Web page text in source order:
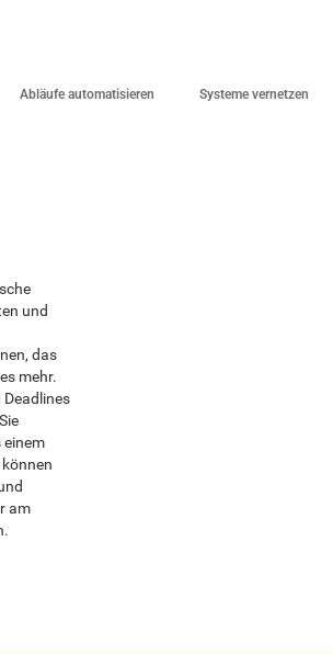
Abläufe automatisieren Systeme vernetzen
und
das
mehr.
Deadlines
einem
am